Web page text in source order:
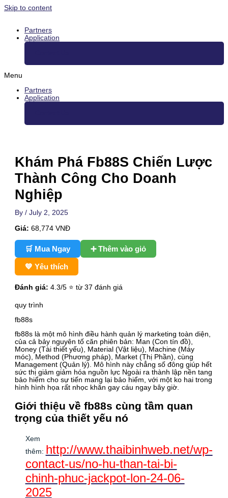
Skip to content
Partners
Application
Menu
Partners
Application
Khám Phá Fb88S Chiến Lược
Thành Công Cho Doanh
Nghiệp
By/July 2, 2025
Giá: 68,774 VNĐ
🛒 Mua Ngay ➕ Thêm vào giỏ
💙 Yêu thích
Đánh giá: 4.3/5 ⭐ từ 37 đánh giá
quy trình
fb88s
fb88s là một mô hình điều hành quản lý marketing toàn diện,
của cả bảy nguyên tố căn phiên bản: Man (Con tín đồ),
Money (Tài thiết yếu), Material (Vật liệu), Machine (Máy
móc), Method (Phương pháp), Market (Thị Phần), cùng
Management (Quản lý). Mô hình này chẳng số đông giúp hết
sức thị giảm giảm hóa nguồn lực Ngoài ra thành lập nền tang
bảo hiểm cho sự tiến mang lại bảo hiểm, với một ko hai trong
hình hình họa rất nhọc khăn gay cáu ngay bây giờ.
Giới thiệu về fb88s cùng tầm quan
trọng của thiết yếu nó
Xem
thêm: http://www.thaibinhweb.net/wp-
contact-us/no-hu-than-tai-bi-
chinh-phuc-jackpot-lon-24-06-
2025